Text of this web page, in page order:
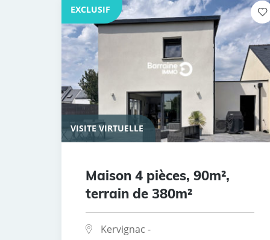
EXCLUSIF
VISITE VIRTUELLE
Maison 4 pièces, 90m²,
terrain de 380m²
Kervignac -